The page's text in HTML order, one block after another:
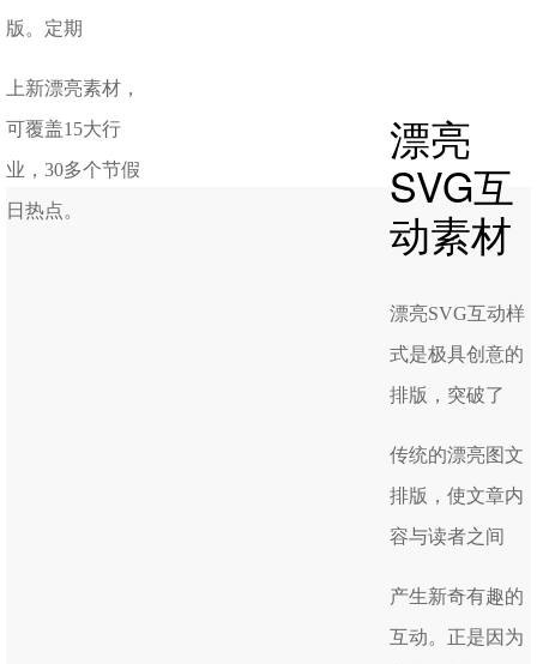
版。定期
上新漂亮素材，
可覆盖15大行
业，30多个节假
日热点。
漂亮
SVG互
动素材
漂亮SVG互动样
式是极具创意的
排版，突破了
传统的漂亮图文
排版，使文章内
容与读者之间
产生新奇有趣的
互动。正是因为